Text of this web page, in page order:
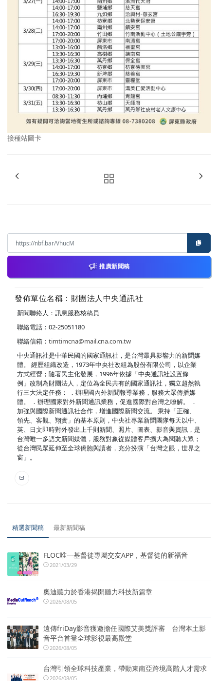
接種站圖卡
推廣新聞稿
發佈單位名稱：財團法人中央通訊社
新聞聯絡人：訊息服務核稿員
聯絡電話：02-25051180
聯絡信箱： timtimcna@mail.cna.com.tw
中央通訊社是中華民國的國家通訊社，是台灣最具影響力的新聞媒
體。 經歷組織改造，1973年中央社改組為股份有限公司，以企業
方式經營；隨著民主化發展，1996年依據「中央通訊社設置條
例」改制為財團法人，定位為全民共有的國家通訊社，獨立超然執
行三大法定任務： ．辦理國內外新聞報導業務，服務大眾傳播媒
體。 ．辦理國家對外新聞通訊業務，促進國際對台灣之瞭解。 ．
加強與國際新聞通訊社合作，增進國際新聞交流。 秉持「正確、
領先、客觀、翔實」的基本原則，中央社專業新聞團隊每天以中、
英、日文即時對外發出上千則新聞、照片、圖表、影音與資訊，是
台灣唯一多語文新聞媒體，服務對象從媒體客戶擴大為閱聽大眾；
從台灣民眾延伸至全球僑胞與讀者，充分扮演「台灣之眼，世界之
窗」。
精選新聞稿 最新新聞稿
FLOC唯一基督徒專屬交友APP，基督徒的新福音
2021/03/29
奧迪聽力於香港揭開聽力科技新篇章
2026/08/05
遠傳friDay影音獲邀擔任國際艾美獎評審 台灣本土影
音平台首登全球影視最高殿堂
2026/08/05
台灣引領全球科技產業，帶動東南亞跨境高階人才需求
2026/08/05